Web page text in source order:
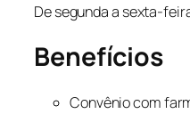
De segunda a sexta-
Benefícios
Convênio com